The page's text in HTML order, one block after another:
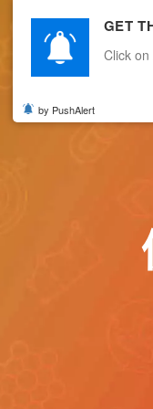
主頁 關於我們
GET
Click
by PushAlert